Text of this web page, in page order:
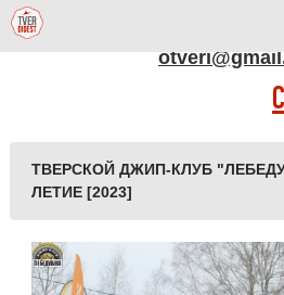
ТВЕРСКОЙ ДЖИП-КЛУБ
ЛЕТИЕ [2023]